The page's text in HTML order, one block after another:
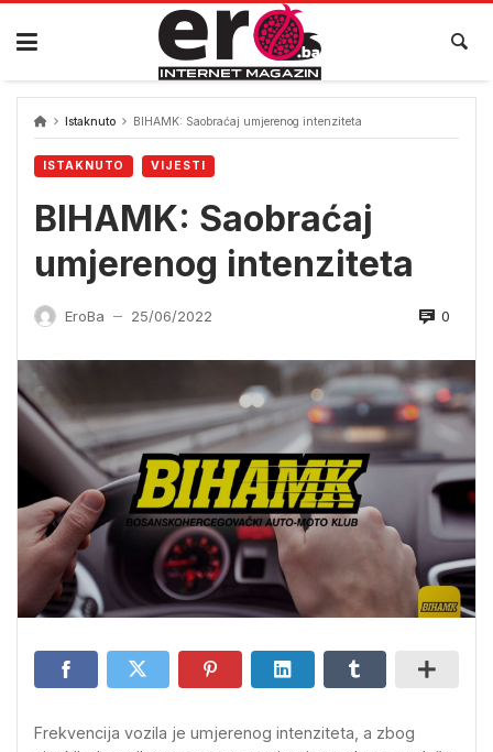
Skip
content
Istaknuto BIHAMK: Saobraćaj umjerenog intenziteta
ISTAKNUTO VIJESTI
BIHAMK: Saobraćaj
umjerenog intenziteta
EroBa — 25/06/2022 0
Frekvencija vozila je umjerenog intenziteta, a zbog